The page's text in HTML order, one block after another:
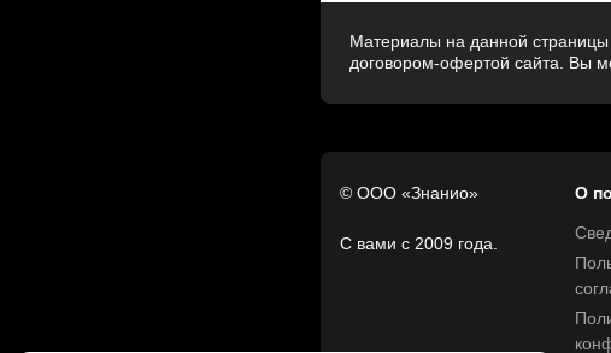
Материалы на данной страницы
договором-офертой сайта. Вы
© ООО «Знанио»
С вами с 2009 года.
О